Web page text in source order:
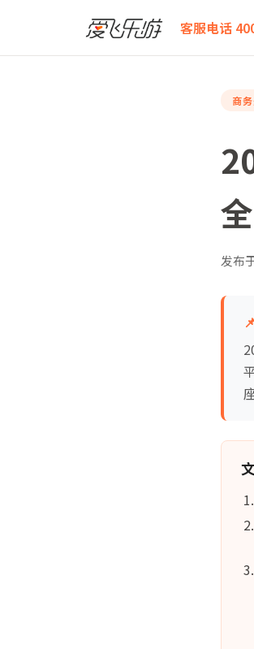
客服电话
爱飞乐游 2026青岛飞亚的斯亚贝
商
发布